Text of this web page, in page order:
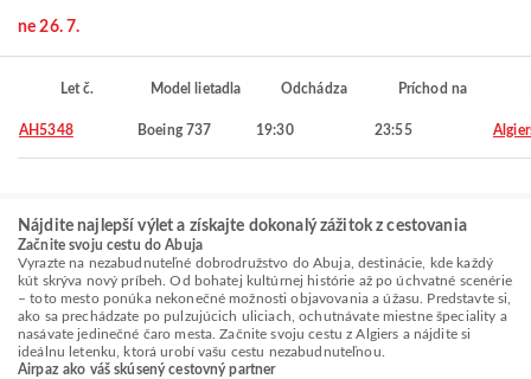
ne 26. 7.
Let č. Model lietadla Odchádza Príchod na
AH5348 Boeing 737 19:30 23:55
Nájdite najlepší výlet a získajte dokonalý zážitok z cestovania
Začnite svoju cestu do Abuja
Vyrazte na nezabudnuteľné dobrodružstvo do Abuja, destinácie, kde každý
kút skrýva nový príbeh. Od bohatej kultúrnej histórie až po úchvatné scenérie
– toto mesto ponúka nekonečné možnosti objavovania a úžasu. Predstavte si,
ako sa prechádzate po pulzujúcich uliciach, ochutnávate miestne špeciality a
nasávate jedinečné čaro mesta. Začnite svoju cestu z Algiers a nájdite si
ideálnu letenku, ktorá urobí vašu cestu nezabudnuteľnou.
Airpaz ako váš skúsený cestovný partner